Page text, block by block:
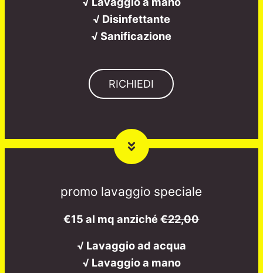
√ Disinfettante
√ Sanificazione
RICHIEDI
promo lavaggio speciale
€15 al mq anziché€22,00
√ Lavaggio ad acqua
√ Lavaggio a mano